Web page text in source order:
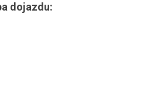
dojazdu: